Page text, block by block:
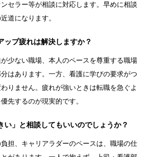
セラー等が相談に対応します。早めに相談
道になります。
ップ疲れは解決しますか？
少ない職場、本人のペースを尊重する職場
はあります。一方、看護に学びの要求がつ
りません。疲れが強いときは転職を急ぐよ
先するのが現実的です。
い」と相談してもいいのでしょうか？
担、キャリアラダーのペースは、職場の仕